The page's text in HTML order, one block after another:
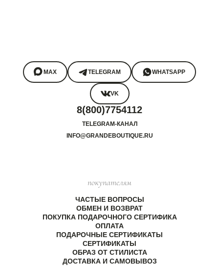
MAX TELEGRAM WHATSAPP
VK
8(800)7754112
TELEGRAM-КАНАЛ
INFO@GRANDEBOUTIQUE.RU
покупателям
ЧАСТЫЕ ВОПРОСЫ
ОБМЕН И ВОЗВРАТ
ПОКУПКА ПОДАРОЧНОГО СЕРТИФИКА
ОПЛАТА
ПОДАРОЧНЫЕ СЕРТИФИКАТЫ
СЕРТИФИКАТЫ
ОБРАЗ ОТ СТИЛИСТА
ДОСТАВКА И САМОВЫВОЗ